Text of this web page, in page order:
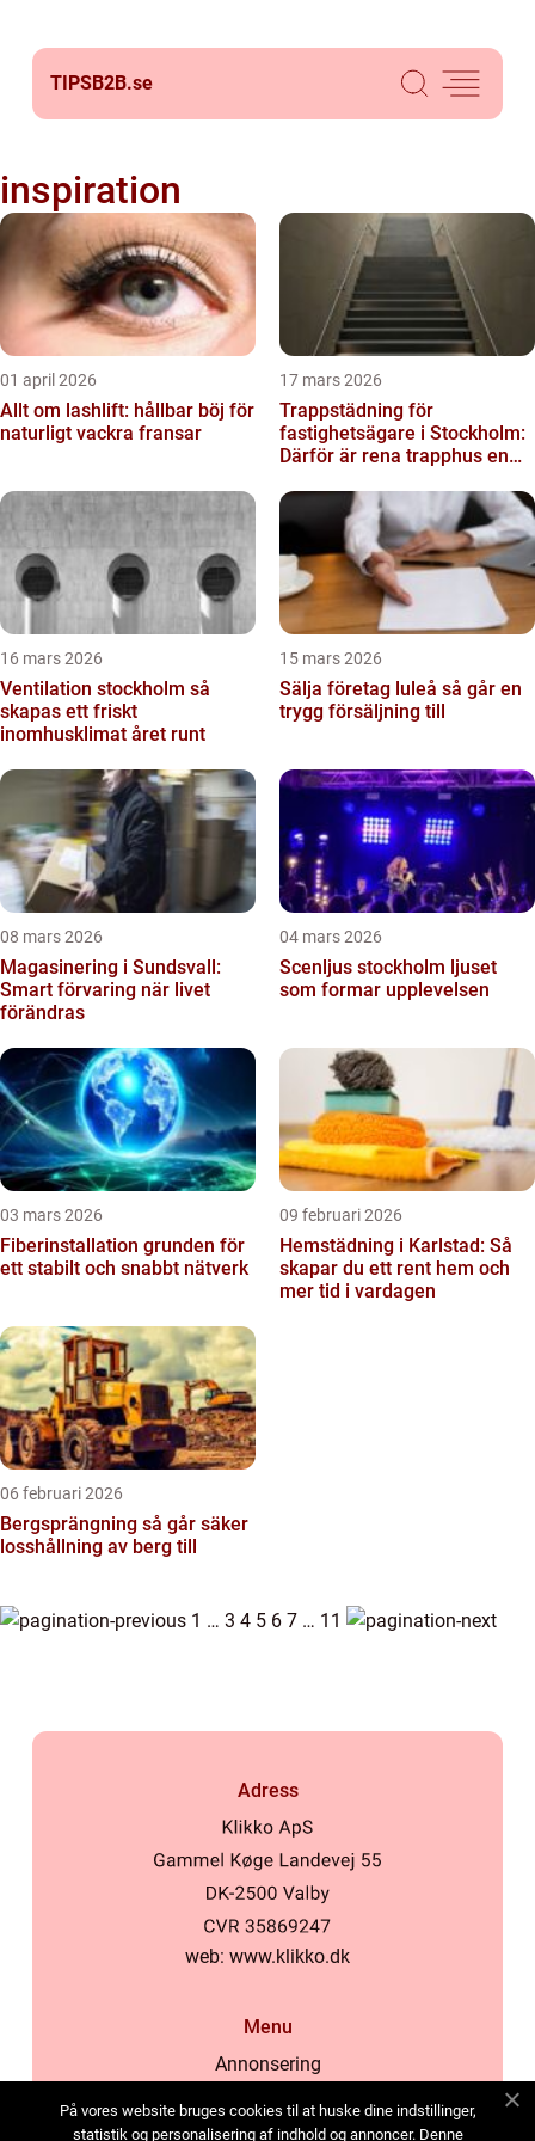
TIPSB2B.se
inspiration
01 april 2026
Allt om lashlift: hållbar böj för
naturligt vackra fransar
17 mars 2026
Trappstädning för
fastighetsägare i Stockholm:
Därför är rena trapphus en
16 mars 2026
Ventilation stockholm så
skapas ett friskt
inomhusklimat året runt
15 mars 2026
Sälja företag luleå så går en
trygg försäljning till
08 mars 2026
Magasinering i Sundsvall:
Smart förvaring när livet
förändras
04 mars 2026
Scenljus stockholm ljuset
som formar upplevelsen
03 mars 2026
Fiberinstallation grunden för
ett stabilt och snabbt nätverk
09 februari 2026
Hemstädning i Karlstad: Så
skapar du ett rent hem och
mer tid i vardagen
06 februari 2026
Bergsprängning så går säker
losshållning av berg till
1 … 3 4 5 6 7 … 11
Adress
web: www.klikko.dk
Menu
Annonsering
Cookies
På vores website bruges cookies til at huske dine indstillinger,
statistik og personalisering af indhold og annoncer. Denne